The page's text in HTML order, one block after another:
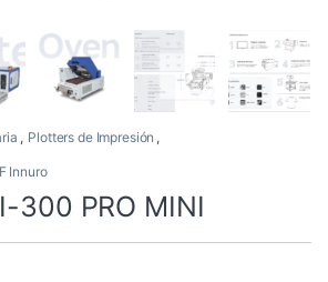
, Plotters de Impresión ,
Innuro
300 PRO MINI